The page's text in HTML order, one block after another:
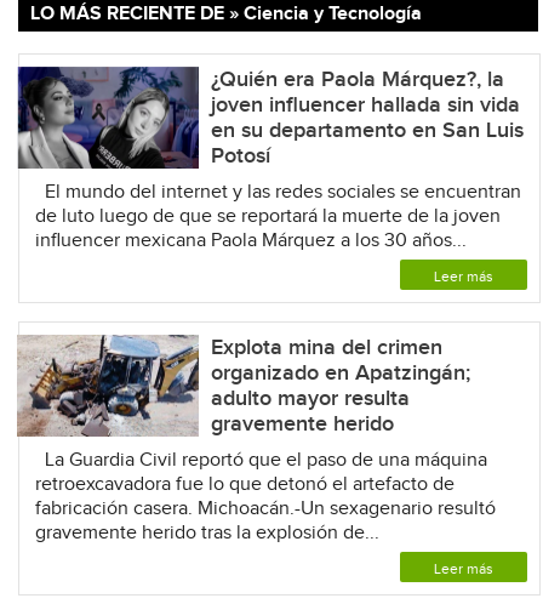
LO MÁS RECIENTE DE » Ciencia y Tecnología
¿Quién era Paola Márquez?, la
joven influencer hallada sin vida
en su departamento en San Luis
Potosí
El mundo del internet y las redes sociales se encuentran
de luto luego de que se reportará la muerte de la joven
influencer mexicana Paola Márquez a los 30 años...
Leer más
Explota mina del crimen
organizado en Apatzingán;
adulto mayor resulta
gravemente herido
La Guardia Civil reportó que el paso de una máquina
retroexcavadora fue lo que detonó el artefacto de
fabricación casera. Michoacán.-Un sexagenario resultó
gravemente herido tras la explosión de...
Leer más